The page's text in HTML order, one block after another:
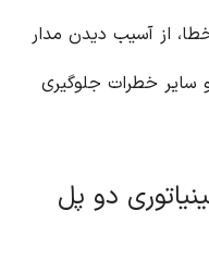
از آسیب دیدن مدار
و سایر خطرات جلوگیری
دو پل